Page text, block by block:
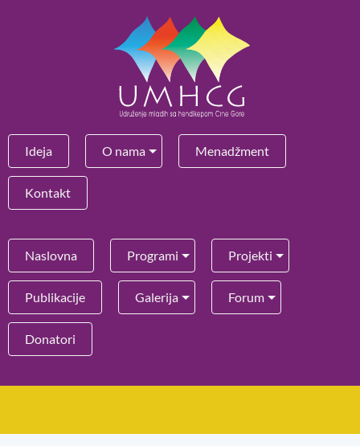
Ideja O nama Menadžment
Kontakt
Naslovna Programi Projekti
Publikacije Galerija Forum
Donatori